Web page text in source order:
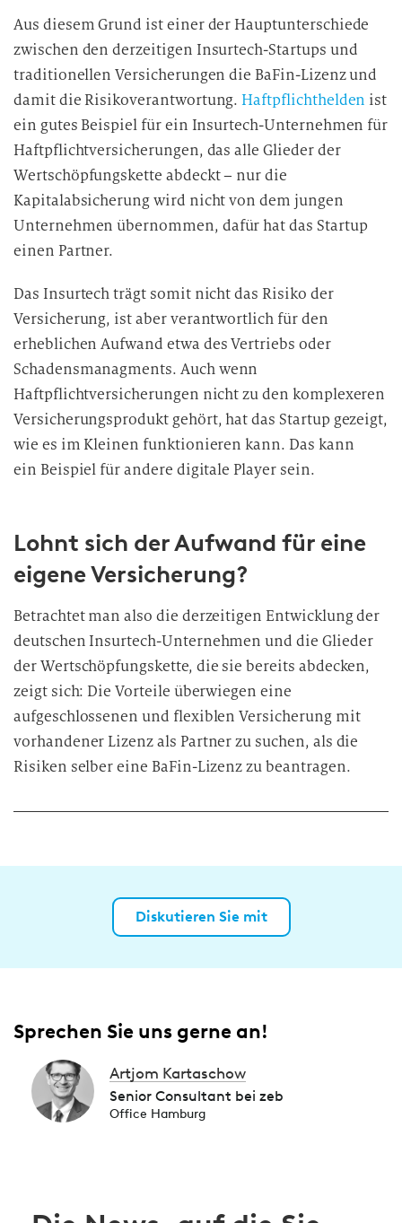
Aus diesem Grund ist einer der Hauptunterschiede
zwischen den derzeitigen Insurtech-Startups und
traditionellen Versicherungen die BaFin-Lizenz und
damit die Risikoverantwortung.Haftpflichthelden ist
ein gutes Beispiel für ein Insurtech-Unternehmen für
Haftpflichtversicherungen, das alle Glieder der
Wertschöpfungskette abdeckt – nur die
Kapitalabsicherung wird nicht von dem jungen
Unternehmen übernommen, dafür hat das Startup
einen Partner.
Das Insurtech trägt somit nicht das Risiko der
Versicherung, ist aber verantwortlich für den
erheblichen Aufwand etwa des Vertriebs oder
Schadensmanagments. Auch wenn
Haftpflichtversicherungen nicht zu den komplexeren
Versicherungsprodukt gehört, hat das Startup gezeigt,
wie es im Kleinen funktionieren kann. Das kann
ein Beispiel für andere digitale Player sein.
Lohnt sich der Aufwand für eine
eigene Versicherung?
Betrachtet man also die derzeitigen Entwicklung der
deutschen Insurtech-Unternehmen und die Glieder
der Wertschöpfungskette, die sie bereits abdecken,
zeigt sich: Die Vorteile überwiegen eine
aufgeschlossenen und flexiblen Versicherung mit
vorhandener Lizenz als Partner zu suchen, als die
Risiken selber eine BaFin-Lizenz zu beantragen.
Diskutieren Sie mit
Sprechen Sie uns gerne an!
Artjom Kartaschow
Senior Consultant bei zeb
Office Hamburg